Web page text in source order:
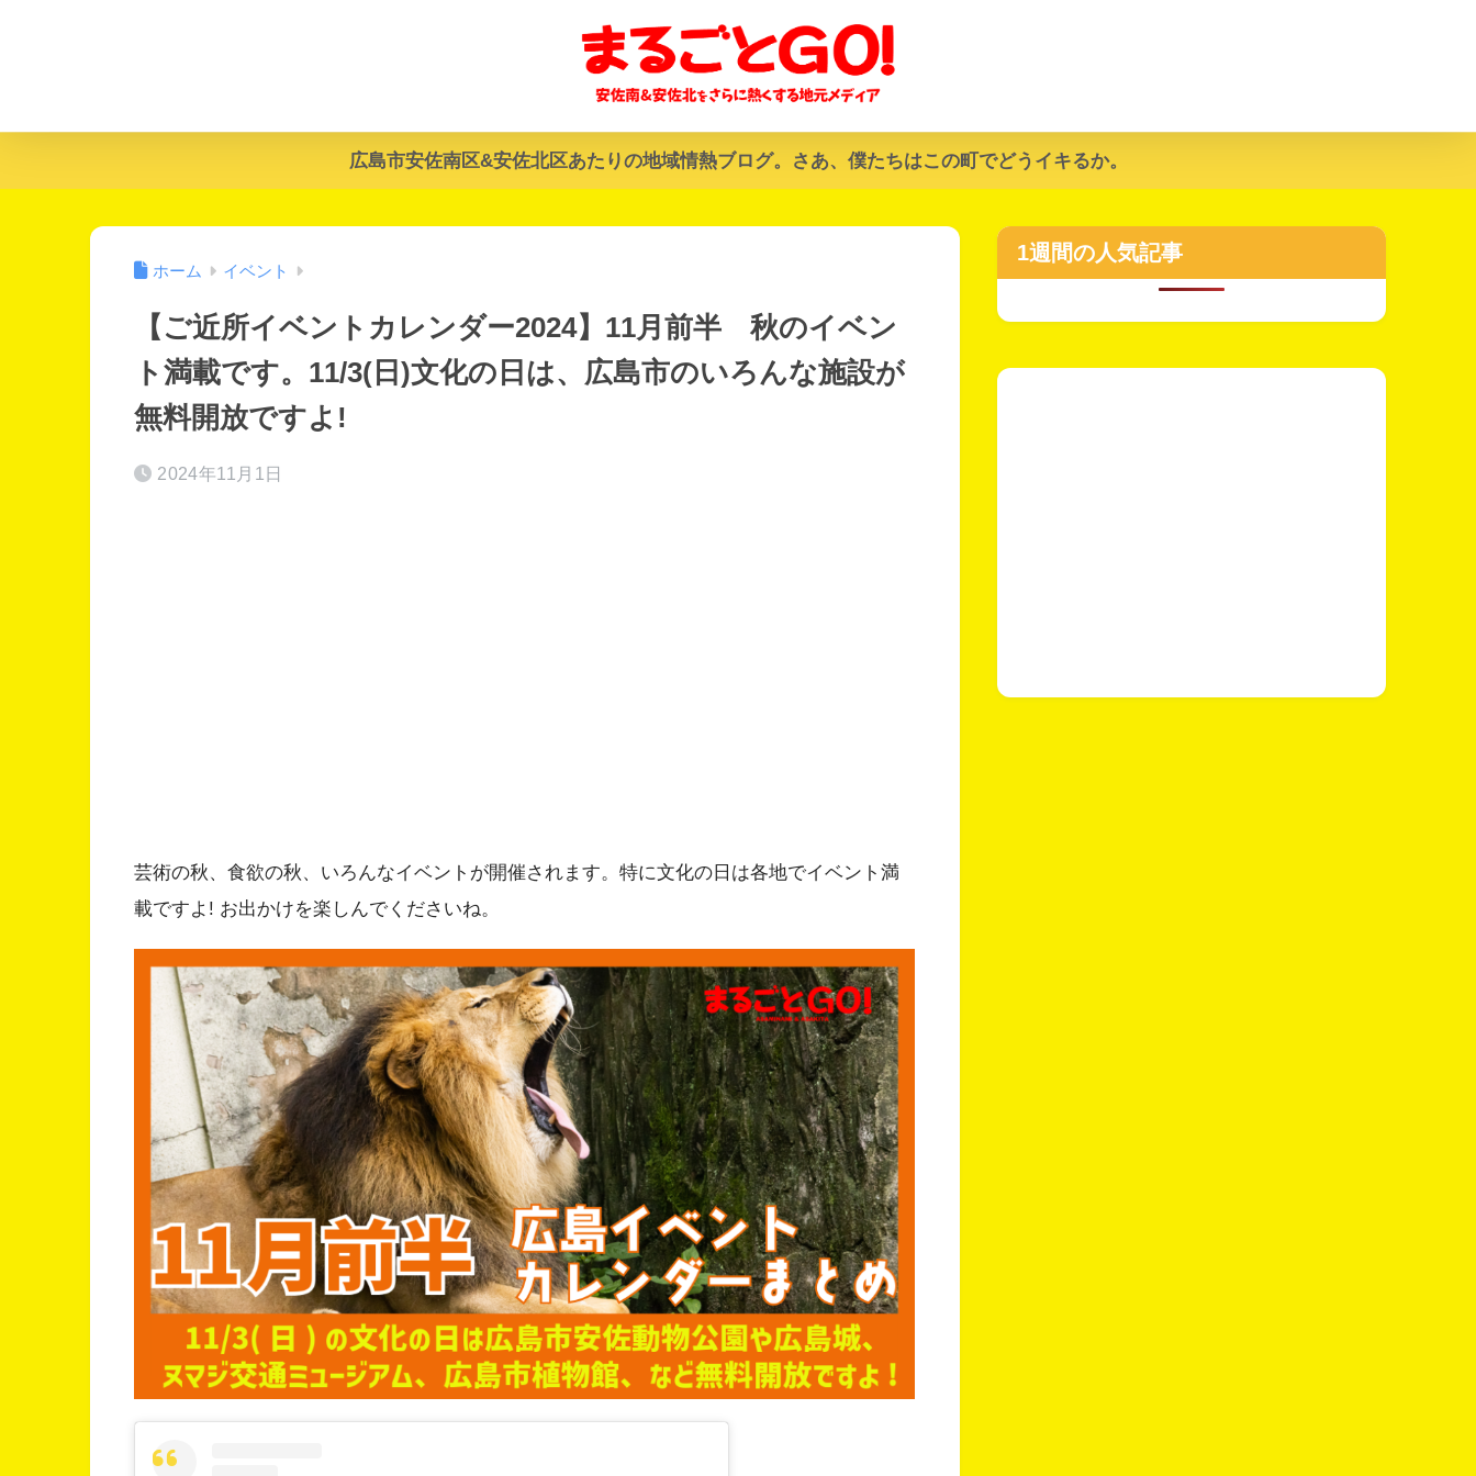
広島市安佐南区&安佐北区あたりの地域情熱ブログ。さあ、僕たちはこの町でどうイキるか。
ホーム イベント
【ご近所イベントカレンダー2024】11月前半 秋のイベン
ト満載です。11/3(日)文化の日は、広島市のいろんな施設が
無料開放ですよ!
2024年11月1日
芸術の秋、食欲の秋、いろんなイベントが開催されます。特に文化の日は各地でイベント満
載ですよ! お出かけを楽しんでくださいね。
1週間の人気記事